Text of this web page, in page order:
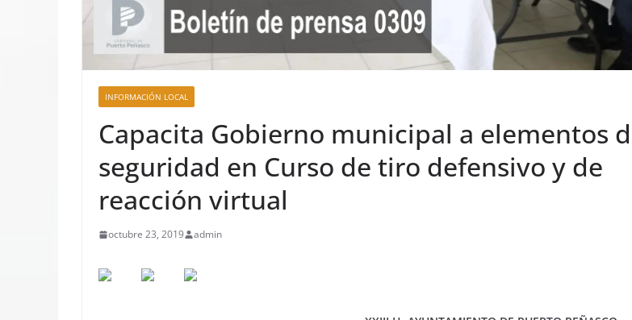
INFORMACIÓN LOCAL
Capacita Gobierno municipal a elementos
seguridad en Curso de tiro defensivo y de
reacción virtual
octubre 23, 2019 admin